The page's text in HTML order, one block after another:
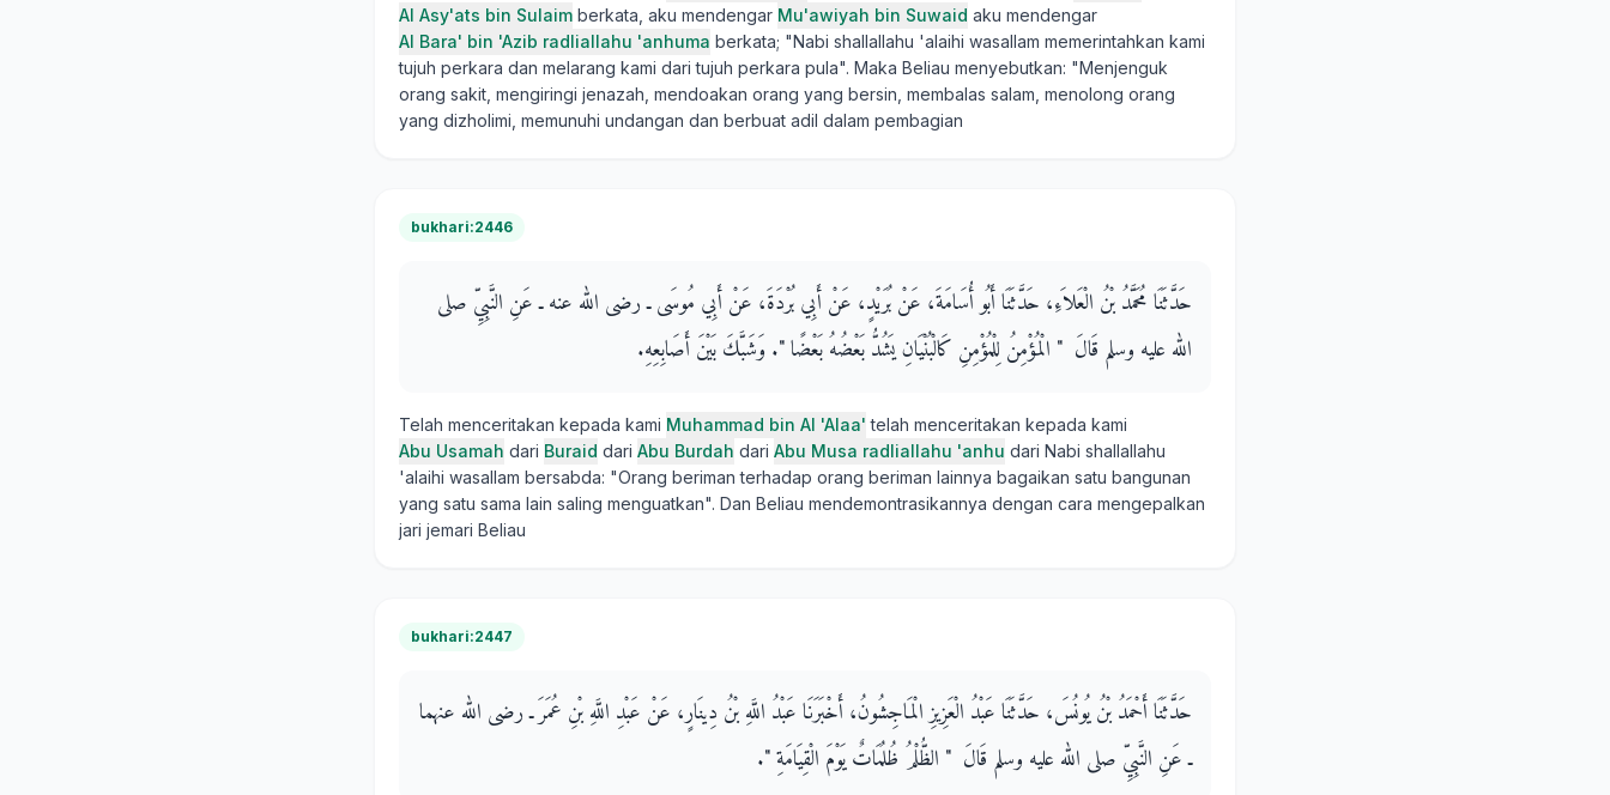
Al Asy'ats bin Sulaim berkata, aku mendengar Mu'awiyah bin Suwaid aku mendengar
Al Bara' bin 'Azib radliallahu 'anhuma berkata; "Nabi shallallahu 'alaihi wasallam memerintahkan kami
tujuh perkara dan melarang kami dari tujuh perkara pula". Maka Beliau menyebutkan: "Menjenguk
orang sakit, mengiringi jenazah, mendoakan orang yang bersin, membalas salam, menolong orang
yang dizholimi, memunuhi undangan dan berbuat adil dalam pembagian
bukhari:2446
حَدَّثَنَا مُحَمَّدُ بْنُ الْعَلاَءِ، حَدَّثَنَا أَبُو أُسَامَةَ، عَنْ بُرَيْدٍ، عَنْ أَبِي بُرْدَةَ، عَنْ أَبِي مُوسَى ـ رضى الله عنه ـ عَنِ النَّبِيِّ صلى
الله عليه وسلم قَالَ ‏ "‏ الْمُؤْمِنُ لِلْمُؤْمِنِ كَالْبُنْيَانِ يَشُدُّ بَعْضُهُ بَعْضًا ‏"‏‏.‏ وَشَبَّكَ بَيْنَ أَصَابِعِهِ‏.‏
Telah menceritakan kepada kami Muhammad bin Al 'Alaa' telah menceritakan kepada kami
Abu Usamah dari Buraid dari Abu Burdah dari Abu Musa radliallahu 'anhu dari Nabi shallallahu
'alaihi wasallam bersabda: "Orang beriman terhadap orang beriman lainnya bagaikan satu bangunan
yang satu sama lain saling menguatkan". Dan Beliau mendemontrasikannya dengan cara mengepalkan
jari jemari Beliau
bukhari:2447
حَدَّثَنَا أَحْمَدُ بْنُ يُونُسَ، حَدَّثَنَا عَبْدُ الْعَزِيزِ الْمَاجِشُونُ، أَخْبَرَنَا عَبْدُ اللَّهِ بْنُ دِينَارٍ، عَنْ عَبْدِ اللَّهِ بْنِ عُمَرَ ـ رضى الله عنهما
ـ عَنِ النَّبِيِّ صلى الله عليه وسلم قَالَ ‏ "‏ الظُّلْمُ ظُلُمَاتٌ يَوْمَ الْقِيَامَةِ ‏"‏‏.‏